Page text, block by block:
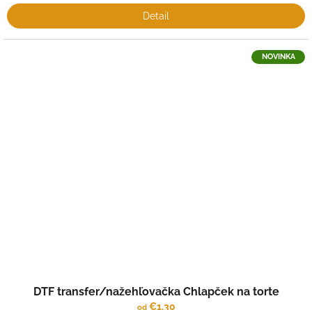
Detail
NOVINKA
DTF transfer/nažehľovačka Chlapček na torte
od€1,30